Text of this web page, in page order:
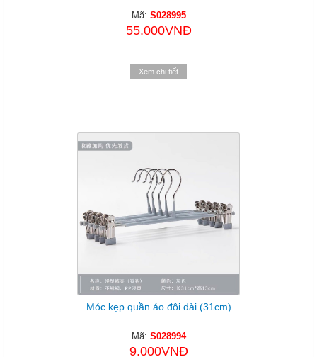
Mã: S028995
55.000VNĐ
Xem chi tiết
Móc kẹp quần áo đôi dài (31cm)
Mã: S028994
9.000VNĐ